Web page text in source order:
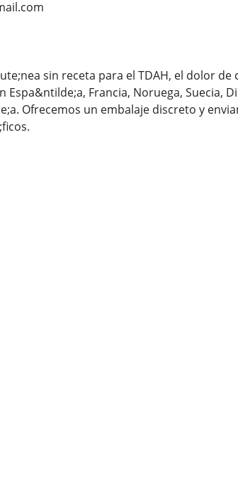
sin receta para el TDAH, el dolor de
Francia, Noruega, Suecia,
Ofrecemos un embalaje discreto y